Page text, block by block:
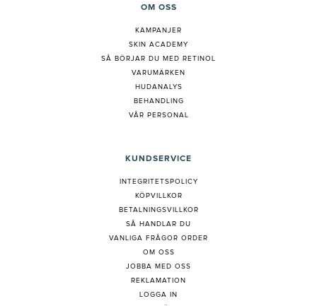
OM OSS
KAMPANJER
SKIN ACADEMY
SÅ BÖRJAR DU MED RETINOL
VARUMÄRKEN
HUDANALYS
BEHANDLING
VÅR PERSONAL
KUNDSERVICE
INTEGRITETSPOLICY
KÖPVILLKOR
BETALNINGSVILLKOR
SÅ HANDLAR DU
VANLIGA FRÅGOR ORDER
OM OSS
JOBBA MED OSS
REKLAMATION
LOGGA IN